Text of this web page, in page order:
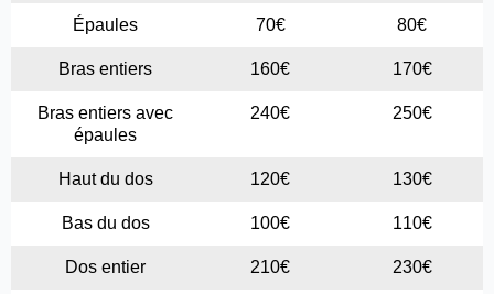
Épaules 70€ 80€
Bras entiers 160€ 170€
Bras entiers avec
épaules
240€ 250€
Haut du dos 120€ 130€
Bas du dos 100€ 110€
Dos entier 210€ 230€